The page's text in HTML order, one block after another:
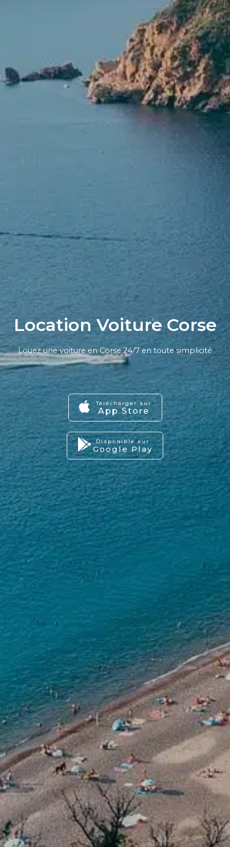
Location Voiture Corse
Louez une voiture en Corse 24/7 en toute simplicité
Télécharger sur
App Store
Disponible sur
Google Play